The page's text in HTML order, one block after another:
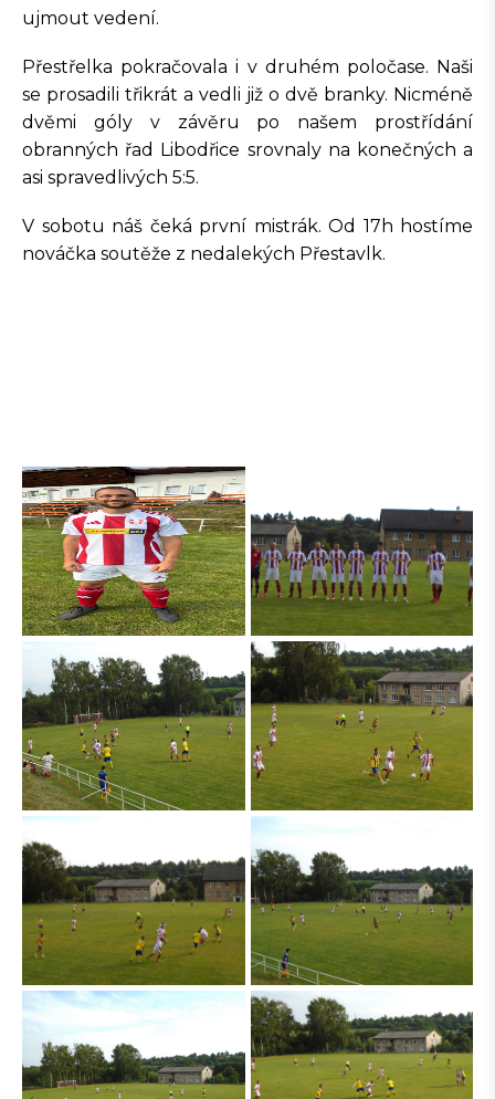
ujmout vedení.
Přestřelka pokračovala i v druhém poločase. Naši
se prosadili třikrát a vedli již o dvě branky. Nicméně
dvěmi góly v závěru po našem prostřídání
obranných řad Libodřice srovnaly na konečných a
asi spravedlivých 5:5.
V sobotu náš čeká první mistrák. Od 17h hostíme
nováčka soutěže z nedalekých Přestavlk.